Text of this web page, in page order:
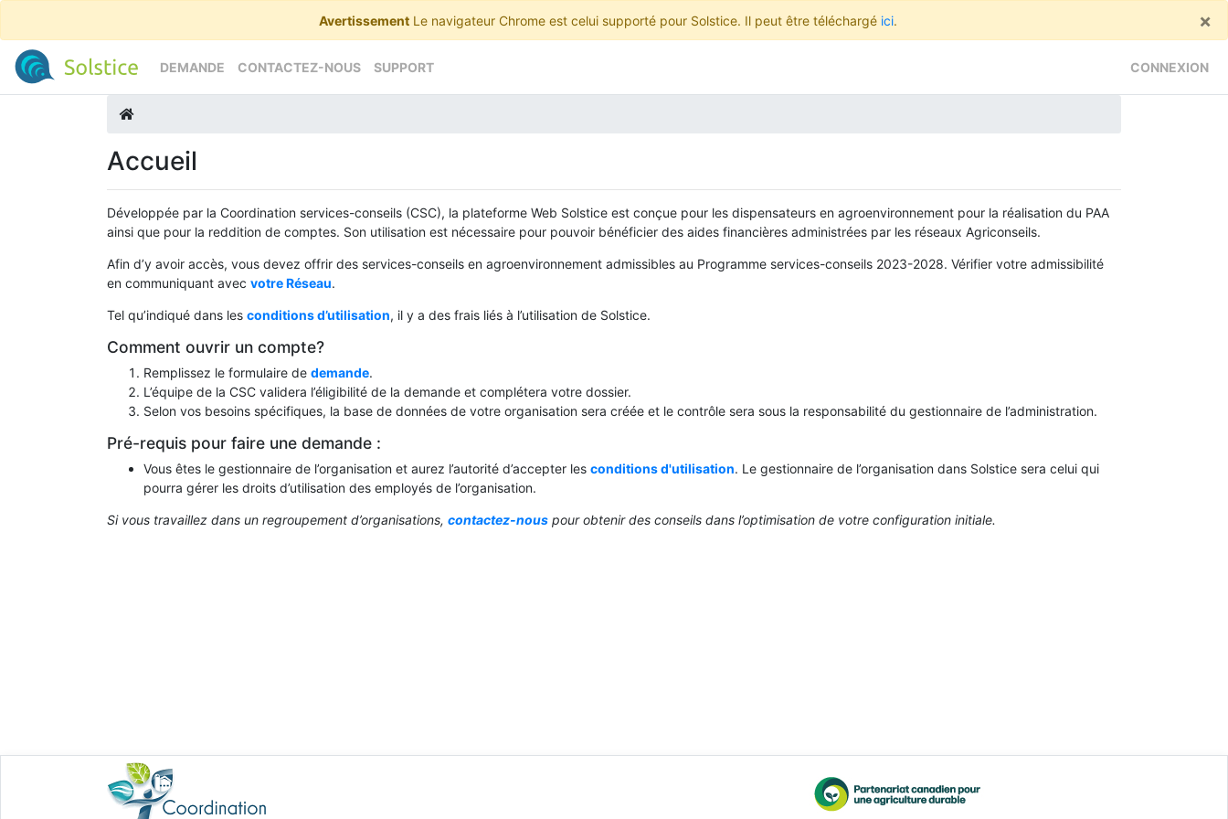
×
AvertissementLe navigateur Chrome est celui supporté pour Solstice. Il peut être téléchargé ici.
DEMANDE CONTACTEZ-NOUS SUPPORT CONNEXION
Accueil
Développée par la Coordination services-conseils (CSC), la plateforme Web Solstice est conçue pour les dispensateurs en agroenvironnement pour la réalisation du PAA
ainsi que pour la reddition de comptes. Son utilisation est nécessaire pour pouvoir bénéficier des aides financières administrées par les réseaux Agriconseils.
Afin d’y avoir accès, vous devez offrir des services-conseils en agroenvironnement admissibles au Programme services-conseils 2023-2028. Vérifier votre admissibilité
en communiquant avec votre Réseau.
Tel qu’indiqué dans les conditions d’utilisation, il y a des frais liés à l’utilisation de Solstice.
Comment ouvrir un compte?
Remplissez le formulaire de demande.
L’équipe de la CSC validera l’éligibilité de la demande et complétera votre dossier.
Selon vos besoins spécifiques, la base de données de votre organisation sera créée et le contrôle sera sous la responsabilité du gestionnaire de l’administration.
Pré-requis pour faire une demande :
Vous êtes le gestionnaire de l’organisation et aurez l’autorité d’accepter les conditions d'utilisation. Le gestionnaire de l’organisation dans Solstice sera celui qui
pourra gérer les droits d’utilisation des employés de l’organisation.
Si vous travaillez dans un regroupement d’organisations, contactez-nous pour obtenir des conseils dans l’optimisation de votre configuration initiale.